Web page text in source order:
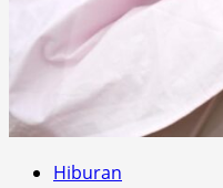
Hiburan